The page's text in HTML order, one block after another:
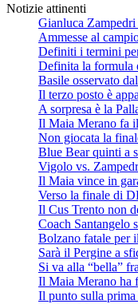
Notizie attinenti
Gianluca
Ammesse al
Definiti i termini
Definita la formula
Basile osservato
Il terzo posto è
A sorpresa è la
Il Maia Merano fa
Non giocata la
Blue Bear quinti a
Vigolo vs.
Il Maia vince in
Verso la finale di
Il Cus Trento non
Coach Santangelo
Bolzano fatale per
Sarà il Pergine a
Si va alla “bella”
Il Maia Merano ha
Il punto sulla